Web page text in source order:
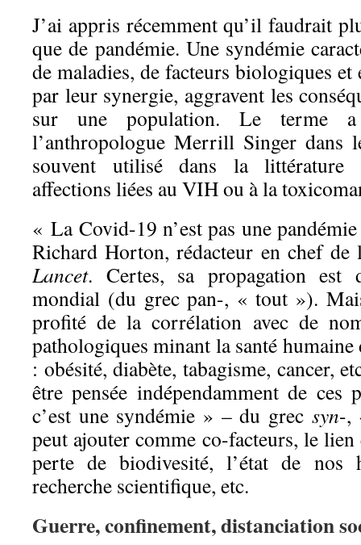
J’ai appris récemment qu’il faudrait
que de pandémie. Une syndémie
de maladies, de facteurs biologiques
par leur synergie, aggravent les
sur une population. Le terme
l’anthropologue Merrill Singer dans
souvent utilisé dans la littérature
affections liées au VIH ou à la
« La Covid-19 n’est pas une
Richard Horton, rédacteur en chef
Lancet. Certes, sa propagation est
mondial (du grec pan-, « tout »).
profité de la corrélation avec de
pathologiques minant la santé
: obésité, diabète, tabagisme, cancer,
être pensée indépendamment de
c’est une syndémie » – du grec syn-,
peut ajouter comme co-facteurs, le
perte de biodivesité, l’état de nos
recherche scientifique, etc.
Guerre, confinement, distanciation